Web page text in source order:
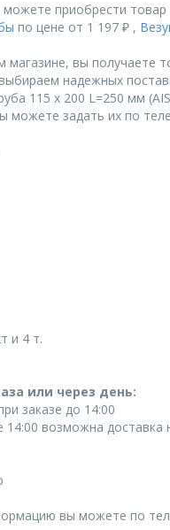
приобрести
по цене от 1 197 ₽ ,
вы получаете
надежных
115 х 200 L=250 мм
можете задать их по
и 4 т.
или через день:
заказе до 14:00
14:00 возможна
вы можете по